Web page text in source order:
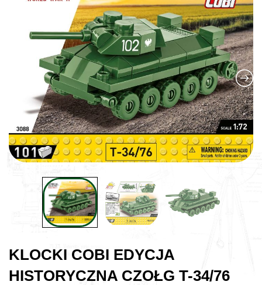
KLOCKI COBI EDYCJA
HISTORYCZNA CZOŁG T-34/76